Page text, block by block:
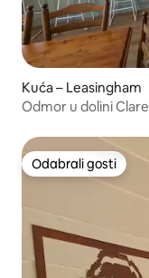
Kuća – Leasingham
Odmor u dolini Clare
Odabrali gosti
Odabrali gosti